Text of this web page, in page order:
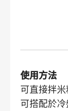
使用方法
可直接拌
可搭配於